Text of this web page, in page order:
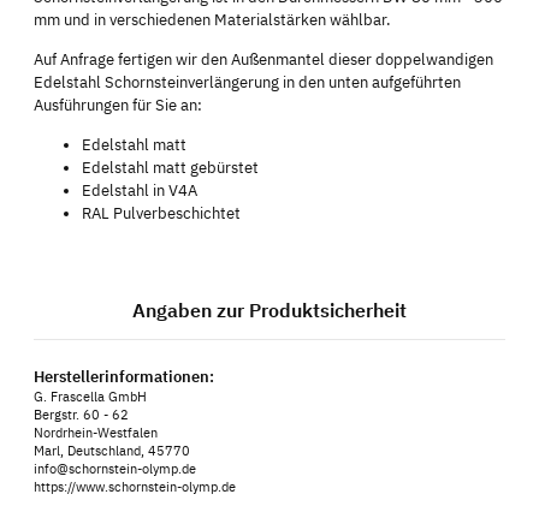
mm und in verschiedenen Materialstärken wählbar.
Auf Anfrage fertigen wir den Außenmantel dieser doppelwandigen
Edelstahl Schornsteinverlängerung in den unten aufgeführten
Ausführungen für Sie an:
Edelstahl matt
Edelstahl matt gebürstet
Edelstahl in V4A
RAL Pulverbeschichtet
Angaben zur Produktsicherheit
Herstellerinformationen:
G. Frascella GmbH
Bergstr. 60 - 62
Nordrhein-Westfalen
Marl, Deutschland, 45770
info@schornstein-olymp.de
https://www.schornstein-olymp.de